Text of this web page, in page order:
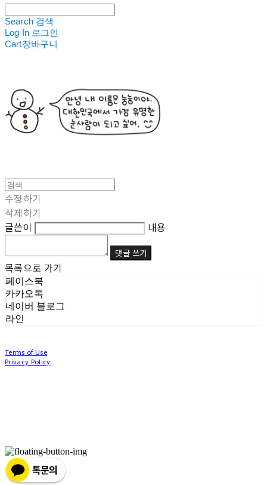
Search 검색
Log In 로그인
Cart장바구니
수정하기
삭제하기
글쓴이
내용
댓글 쓰기
목록으로 가기
페이스북
카카오톡
네이버 블로그
라인
Terms of Use
Privacy Policy